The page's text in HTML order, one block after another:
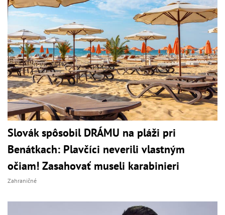
Slovák spôsobil DRÁMU na pláži pri
Benátkach: Plavčíci neverili vlastným
očiam! Zasahovať museli karabinieri
Zahraničné